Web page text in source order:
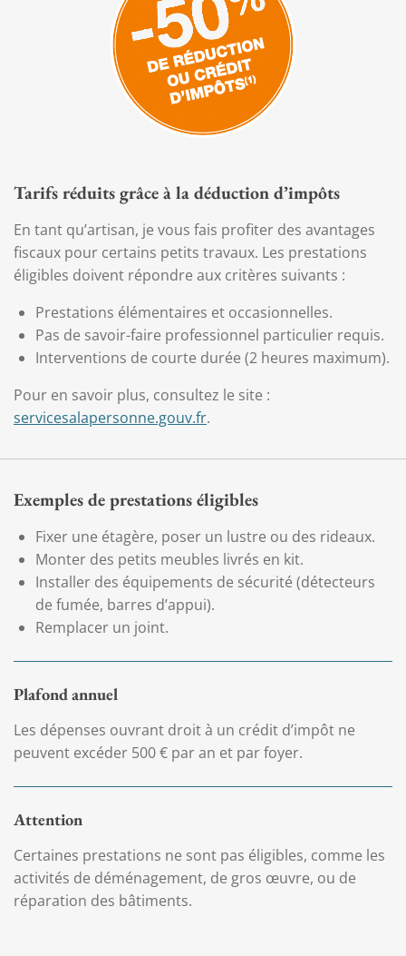
Tarifs réduits grâce à la déduction d’impôts
En tant qu’artisan, je vous fais profiter des avantages
fiscaux pour certains petits travaux. Les prestations
éligibles doivent répondre aux critères suivants :
Prestations élémentaires et occasionnelles.
Pas de savoir-faire professionnel particulier requis.
Interventions de courte durée (2 heures maximum).
Pour en savoir plus, consultez le site :
servicesalapersonne.gouv.fr.
Exemples de prestations éligibles
Fixer une étagère, poser un lustre ou des rideaux.
Monter des petits meubles livrés en kit.
Installer des équipements de sécurité (détecteurs
de fumée, barres d’appui).
Remplacer un joint.
Plafond annuel
Les dépenses ouvrant droit à un crédit d’impôt ne
peuvent excéder 500 € par an et par foyer.
Attention
Certaines prestations ne sont pas éligibles, comme les
activités de déménagement, de gros œuvre, ou de
réparation des bâtiments.